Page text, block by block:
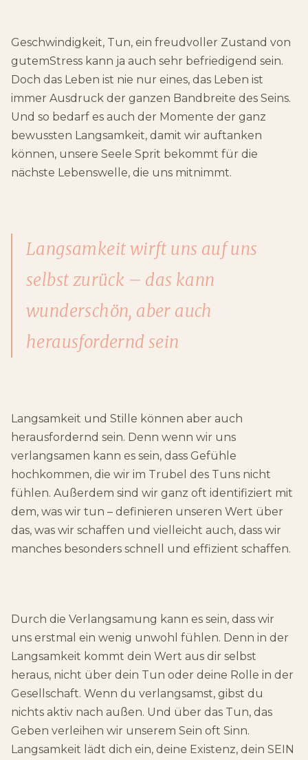
Geschwindigkeit, Tun, ein freudvoller Zustand von
gutemStress kann ja auch sehr befriedigend sein.
Doch das Leben ist nie nur eines, das Leben ist
immer Ausdruck der ganzen Bandbreite des Seins.
Und so bedarf es auch der Momente der ganz
bewussten Langsamkeit, damit wir auftanken
können, unsere Seele Sprit bekommt für die
nächste Lebenswelle, die uns mitnimmt.
Langsamkeit wirft uns auf uns
selbst zurück – das kann
wunderschön, aber auch
herausfordernd sein
Langsamkeit und Stille können aber auch
herausfordernd sein. Denn wenn wir uns
verlangsamen kann es sein, dass Gefühle
hochkommen, die wir im Trubel des Tuns nicht
fühlen. Außerdem sind wir ganz oft identifiziert mit
dem, was wir tun – definieren unseren Wert über
das, was wir schaffen und vielleicht auch, dass wir
manches besonders schnell und effizient schaffen.
Durch die Verlangsamung kann es sein, dass wir
uns erstmal ein wenig unwohl fühlen. Denn in der
Langsamkeit kommt dein Wert aus dir selbst
heraus, nicht über dein Tun oder deine Rolle in der
Gesellschaft. Wenn du verlangsamst, gibst du
nichts aktiv nach außen. Und über das Tun, das
Geben verleihen wir unserem Sein oft Sinn.
Langsamkeit lädt dich ein, deine Existenz, dein SEIN